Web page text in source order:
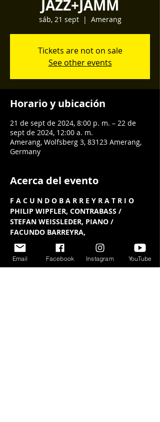
JAZZ+JAMM
sáb, 21 sept
  |
Amerang
Tickets are not on sale
See other events
Horario y ubicación
21 de sept de 2024, 8:00 p. m. – 22 de
sept de 2024, 12:00 a. m.
Amerang, Wolfsberg 3, 83123 Amerang,
Germany
Acerca del evento
F A C U N D O B A R R E Y R A T R I O
PHILIP WIPFLER, CONTRABASS /
STEFAN WEISSLEDER, PIANO /
FACUNDO BARREYRA,
BANDONEON, COMPOSITION AND
DRUMS.
Das Facundo Barreyra Trio spielt
Email Facebook Instagram YouTube